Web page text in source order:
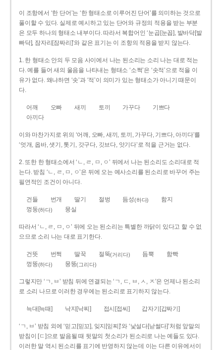
이 조항에서 ‘한 단어’는 ‘한 형태소로 이루어진 단어’를 의미하는 것으로
풀이할 수 있다. 실제로 예시하고 있는 단어와 규정의 적용을 받는 부분
은 모두 하나의 형태소 내부이다. 따라서 복합어인 ‘눈곱[눈꼽], 발바닥[발
빠닥], 잠자리[잠짜리]’와 같은 표기는 이 조항의 적용을 받지 않는다.
1. 한 형태소 안의 두 모음 사이에서 나는 된소리는 소리 나는 대로 적는
다. 예를 들어 새의 울음을 나타내는 형태소 ‘소쩍’은 ‘솟적’으로 적을 이
유가 없다. 왜냐하면 ‘솟’과 ‘적’이 의미가 있는 형태소가 아니기 때문이
다.
어깨 오빠 새끼 토끼 가꾸다
기쁘다
아끼다
이와 마찬가지로 위의 ‘어깨, 오빠, 새끼, 토끼, 가꾸다, 기쁘다, 아끼다’를
‘엇개, 옵바, 샛기, 톳기, 갓구다, 깃브다, 앗기다’로 적을 근거는 없다.
2. 또한 한 형태소에서 ‘ㄴ, ㄹ, ㅁ, ㅇ’ 뒤에서 나는 된소리도 소리대로 적
는다. 받침 ‘ㄴ, ㄹ, ㅁ, ㅇ’은 뒤에 오는 예사소리를 된소리로 바꾸어 주는
필연적인 조건이 아니다.
건들 번개 딸기 절벙 듬성(하다)
함지
껑둥(하다) 뭉실
따라서 ‘ㄴ, ㄹ, ㅁ, ㅇ’ 뒤에 오는 된소리는 특별한 까닭이 있다고 할 수 없
으므로 소리 나는 대로 표기한다.
건뜻 번쩍 딸꾹 절뚝(거리다) 듬뿍
함빡
껑뚱(하다) 뭉뚱(그리다)
그렇지만 ‘ㄱ, ㅂ’ 받침 뒤에 연결되는 ‘ㄱ, ㄷ, ㅂ, ㅅ, ㅈ’은 언제나 된소리
로 소리 나므로 이러한 경우에는 된소리로 표기하지 않는다.
늑대[늑때] 낙지[낙찌] 접시[접씨] 갑자기[갑짜기]
‘ㄱ, ㅂ’ 받침 외에 ‘믿고[믿꼬], 잊지[읻찌]’와 ‘낯설다[낟썰다]’처럼 앞말의
받침이 [ㄷ]으로 발음될 때 뒷말의 첫소리가 된소리로 나는 예들도 있다.
이러한 말 역시 된소리를 표기에 반영하지 않는데 이는 다른 이유에서이